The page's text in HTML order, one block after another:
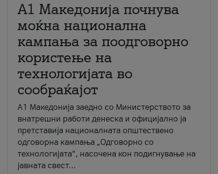
A1 Македонија почнува
моќна национална
кампања за поодговорно
користење на
технологијата во
сообраќајот
A1 Македонија заедно со Министерството за
внатрешни работи денеска и официјално ја
претставија националната општествено
одговорна кампања „Одговорно со
технологијата“, насочена кон подигнување на
јавната свест...